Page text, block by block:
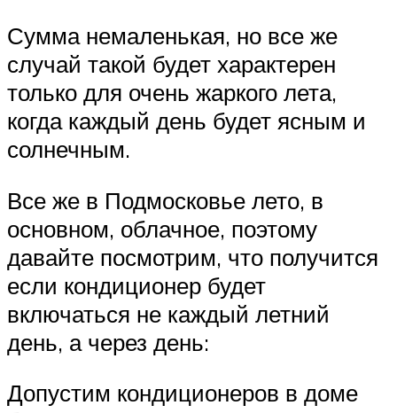
Сумма немаленькая, но все же
случай такой будет характерен
только для очень жаркого лета,
когда каждый день будет ясным и
солнечным.
Все же в Подмосковье лето, в
основном, облачное, поэтому
давайте посмотрим, что получится
если кондиционер будет
включаться не каждый летний
день, а через день:
Допустим кондиционеров в доме